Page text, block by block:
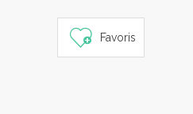
Favoris